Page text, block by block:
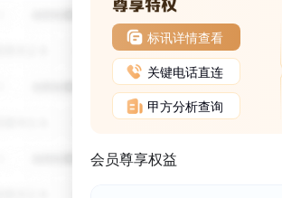
标讯详情查看
关键电话直连
甲方分析查询
会员尊享权益